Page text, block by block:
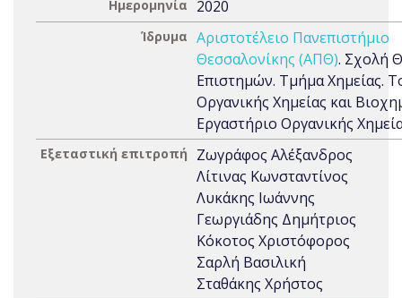
Ημερομηνία 2020
Ίδρυμα Αριστοτέλειο Πανεπιστήμιο
Θεσσαλονίκης (ΑΠΘ). Σχολή
Επιστημών. Τμήμα Χημείας.
Οργανικής Χημείας και
Εργαστήριο Οργανικής
Εξεταστική επιτροπή
Ζωγράφος Αλέξανδρος
Λίτινας Κωνσταντίνος
Λυκάκης Ιωάννης
Γεωργιάδης Δημήτριος
Κόκοτος Χριστόφορος
Σαρλή Βασιλική
Σταθάκης Χρήστος